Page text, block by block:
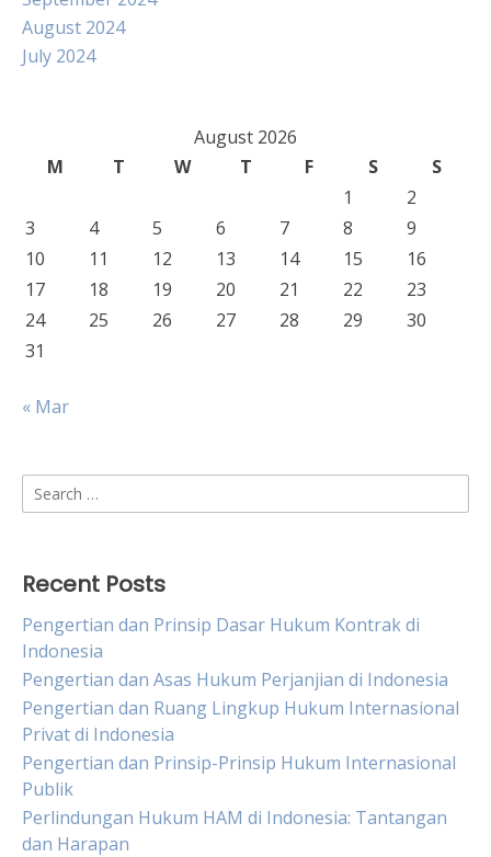
August 2024
July 2024
August 2026
M
T W T F S
S
1
2
3
4 5 6 7 8
9
10
11 12 13 14 15
16
17
18 19 20 21 22
23
24
25 26 27 28 29
30
31
« Mar
Search
for:
Recent Posts
Pengertian dan Prinsip Dasar Hukum Kontrak di
Indonesia
Pengertian dan Asas Hukum Perjanjian di Indonesia
Pengertian dan Ruang Lingkup Hukum Internasional
Privat di Indonesia
Pengertian dan Prinsip-Prinsip Hukum Internasional
Publik
Perlindungan Hukum HAM di Indonesia: Tantangan
dan Harapan